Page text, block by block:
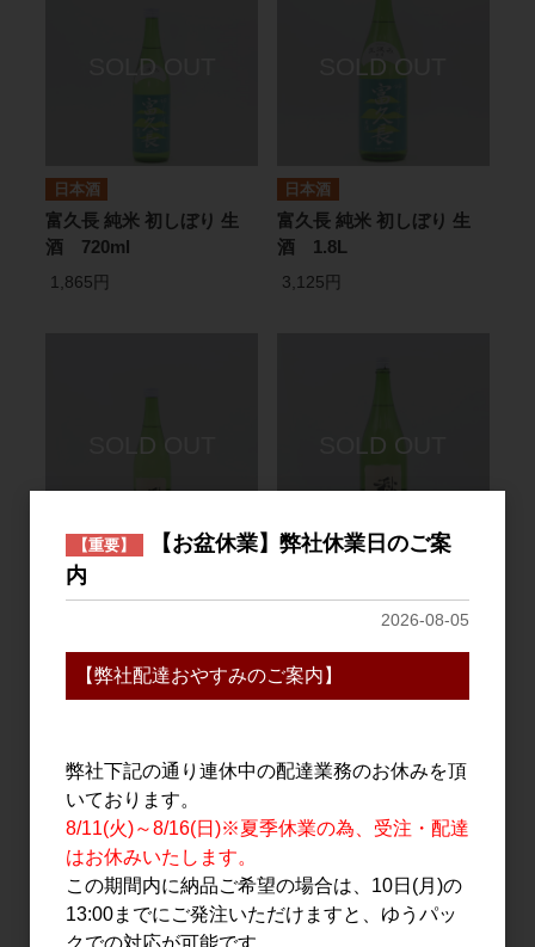
日本酒
富久長 純米 初しぼり 生
酒 720ml
1,865円
日本酒
富久長 純米 初しぼり 生
酒 1.8L
3,125円
日本酒
富久長 ひやおろし 純米 秋
1,650円
富久長 ひやおろし 純米 秋
櫻(コスモス) 1.8L
3,000円
【重要】
【お盆休業】弊社休業日のご案
内
2026-08-05
【弊社配達おやすみのご案内】
弊社下記の通り連休中の配達業務のお休みを頂
いております。
8/11(火)～8/16(日)※夏季休業の為、受注・配達
はお休みいたします。
この期間内に納品ご希望の場合は、10日(月)の
13:00までにご発注いただけますと、ゆうパッ
クでの対応が可能です。